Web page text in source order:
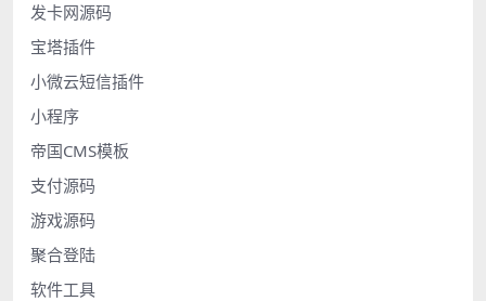
发卡网源码
宝塔插件
小微云短信插件
小程序
帝国CMS模板
支付源码
游戏源码
聚合登陆
软件工具